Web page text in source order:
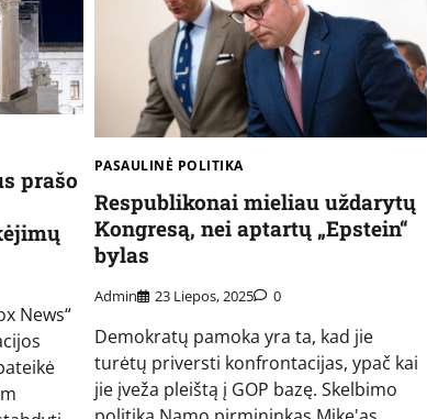
prašo
News“
PASAULINĖ POLITIKA
Respublikonai mieliau uždarytų
Kongresą, nei aptartų „Epstein“
bylas
Admin 23 Liepos, 2025 0
Demokratų pamoka yra ta, kad jie
turėtų priversti konfrontacijas, ypač kai
jie įveža pleištą į GOP bazę. Skelbimo